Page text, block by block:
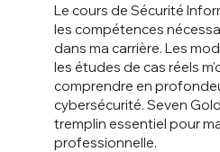
Le cours de Sécurité
les compétences
dans ma carrière. Les
les études de cas réels
comprendre en
cybersécurité. Seven
tremplin essentiel pour
professionnelle.